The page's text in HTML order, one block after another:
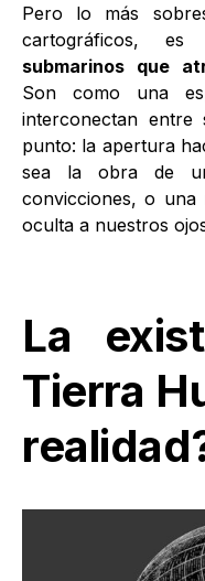
Pero lo más
cartográficos,
submarinos que
Son como una
interconectan
punto: la apertura
sea la obra de
convicciones, o una
oculta a nuestros
La
Tierra